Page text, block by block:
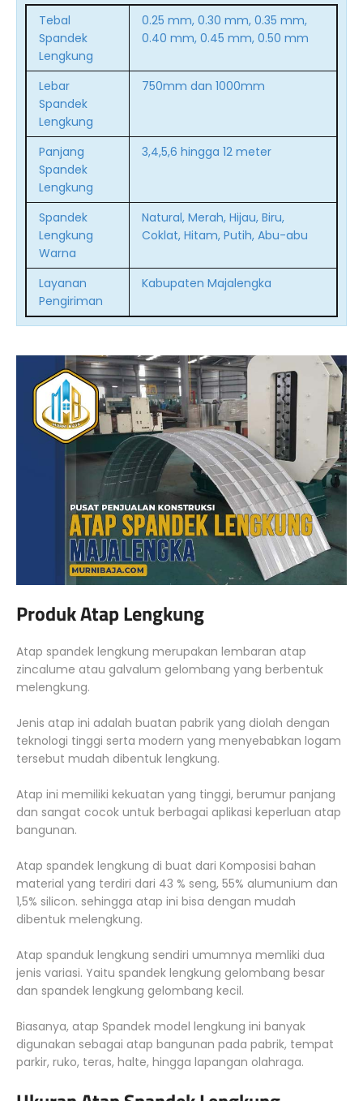
Tebal
Spandek
Lengkung
0.25 mm, 0.30 mm, 0.35 mm,
0.40 mm, 0.45 mm, 0.50 mm
Lebar
Spandek
Lengkung
750mm dan 1000mm
Panjang
Spandek
Lengkung
3,4,5,6 hingga 12 meter
Spandek
Lengkung
Warna
Natural, Merah, Hijau, Biru,
Coklat, Hitam, Putih, Abu-abu
Layanan
Pengiriman
Kabupaten Majalengka
Produk Atap Lengkung
Atap spandek lengkung merupakan lembaran atap
zincalume atau galvalum gelombang yang berbentuk
melengkung.
Jenis atap ini adalah buatan pabrik yang diolah dengan
teknologi tinggi serta modern yang menyebabkan logam
tersebut mudah dibentuk lengkung.
Atap ini memiliki kekuatan yang tinggi, berumur panjang
dan sangat cocok untuk berbagai aplikasi keperluan atap
bangunan.
Atap spandek lengkung di buat dari Komposisi bahan
material yang terdiri dari 43 % seng, 55% alumunium dan
1,5% silicon. sehingga atap ini bisa dengan mudah
dibentuk melengkung.
Atap spanduk lengkung sendiri umumnya memliki dua
jenis variasi. Yaitu spandek lengkung gelombang besar
dan spandek lengkung gelombang kecil.
Biasanya, atap Spandek model lengkung ini banyak
digunakan sebagai atap bangunan pada pabrik, tempat
parkir, ruko, teras, halte, hingga lapangan olahraga.